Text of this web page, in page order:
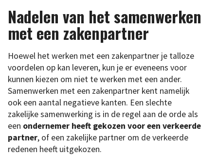
Nadelen van het samenwerken
met een zakenpartner
Hoewel het werken met een zakenpartner je talloze
voordelen op kan leveren, kun je er eveneens voor
kunnen kiezen om niet te werken met een ander.
Samenwerken met een zakenpartner kent namelijk
ook een aantal negatieve kanten. Een slechte
zakelijke samenwerking is in de regel aan de orde als
een ondernemer heeft gekozen voor een verkeerde
partner, of een zakelijke partner om de verkeerde
redenen heeft uitgekozen.